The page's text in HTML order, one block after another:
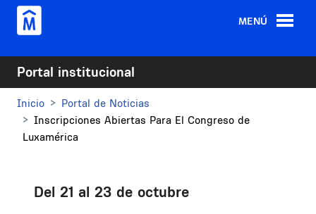
Pasar al contenido principal
MENÚ
Portal institucional
Inicio
Portal de Noticias
Inscripciones Abiertas Para El Congreso de
Luxamérica
Del 21 al 23 de octubre